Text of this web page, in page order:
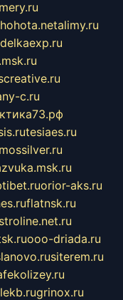
hohota.netalimy.ru
c.ru
tesiaes.ru
mossilver.ru
orior-aks.ru
flatnsk.ru
ooo-driada.ru
siterem.ru
grinox.ru